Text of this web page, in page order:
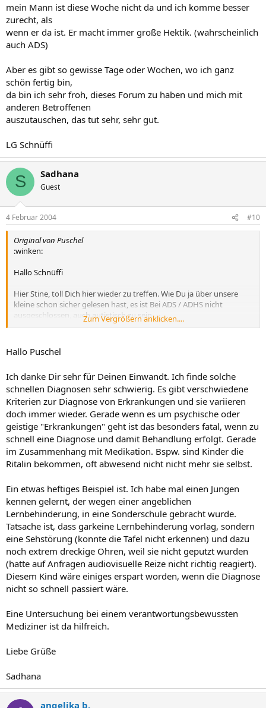
mein Mann ist diese Woche nicht da und ich komme besser
zurecht, als
wenn er da ist. Er macht immer große Hektik. (wahrscheinlich
auch ADS)
Aber es gibt so gewisse Tage oder Wochen, wo ich ganz
schön fertig bin,
da bin ich sehr froh, dieses Forum zu haben und mich mit
anderen Betroffenen
auszutauschen, das tut sehr, sehr gut.
LG Schnüffi
S Sadhana
Guest
4 Februar 2004 #10
Original von Puschel
:winken:
Hallo Schnüffi
Hier Stine, toll Dich hier wieder zu treffen. Wie Du ja über unsere
kleine schon sicher gelesen hast, es ist Bei ADS / ADHS nicht
ausgeschlossen, auch autistisch zu sein.
keine richtige wirkung. Die vermutung, das ihr ADHS mit dem
Asperger - Syndrom
Außerdem kommt eine erhöte Intelligenz hinzu.
Wie Du siehst, alles nicht ganz einfach zu Diagnostizieren und
auseinander zu halten.
Jedoch ist ADS / ADHS nicht mit Autismus gleich zusetzen !!!!!!
Es liegt also nahe, vielleicht untersuchen zu lassen, ob Deine Tochter
eine Art Autismus aufzuweisen hat. Laß es einfach untersuchen.
?(
:idee :maldrueck
Liebe Grüße
Zum Vergrößern anklicken....
Hallo Puschel
Ich danke Dir sehr für Deinen Einwandt. Ich finde solche
schnellen Diagnosen sehr schwierig. Es gibt verschwiedene
Kriterien zur Diagnose von Erkrankungen und sie variieren
doch immer wieder. Gerade wenn es um psychische oder
geistige "Erkrankungen" geht ist das besonders fatal, wenn zu
schnell eine Diagnose und damit Behandlung erfolgt. Gerade
im Zusammenhang mit Medikation. Bspw. sind Kinder die
Ritalin bekommen, oft abwesend nicht nicht mehr sie selbst.
Ein etwas heftiges Beispiel ist. Ich habe mal einen Jungen
kennen gelernt, der wegen einer angeblichen
Lernbehinderung, in eine Sonderschule gebracht wurde.
Tatsache ist, dass garkeine Lernbehinderung vorlag, sondern
eine Sehstörung (konnte die Tafel nicht erkennen) und dazu
noch extrem dreckige Ohren, weil sie nicht geputzt wurden
(hatte auf Anfragen audiovisuelle Reize nicht richtig reagiert).
Diesem Kind wäre einiges erspart worden, wenn die Diagnose
nicht so schnell passiert wäre.
Eine Untersuchung bei einem verantwortungsbewussten
Mediziner ist da hilfreich.
Liebe Grüße
Sadhana
angelika b.